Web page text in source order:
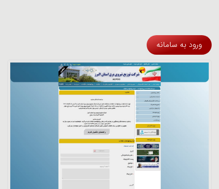
ورود به سامانه